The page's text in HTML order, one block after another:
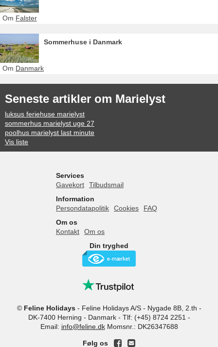
Om Falster
Sommerhuse i Danmark
Om Danmark
Seneste artikler om Marielyst
luksus feriehuse marielyst
sommerhus marielyst uge 27
poolhus marielyst last minute
Vis liste
Services
Gavekort
Tilbudsmail
Information
Persondatapolitik
Cookies
FAQ
Om os
Kontakt
Om os
Din tryghed
© Feline Holidays- Feline Holidays A/S- Nygade 8B, 2.th -
DK-7400 Herning - Danmark - Tlf: (+45) 8724 2251 -
Email: info@feline.dk Momsnr.: DK26347688
Følg os